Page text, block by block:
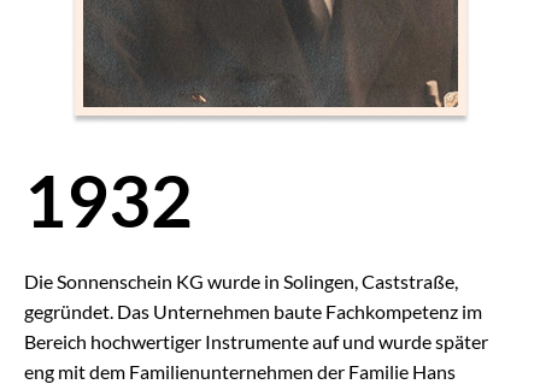
1932
Die Sonnenschein KG wurde in Solingen, Caststraße,
gegründet. Das Unternehmen baute Fachkompetenz im
Bereich hochwertiger Instrumente auf und wurde später
eng mit dem Familienunternehmen der Familie Hans